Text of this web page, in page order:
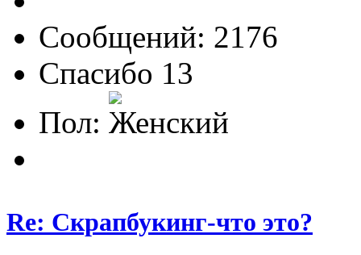
Сообщений: 2176
Спасибо 13
Пол:
Re: Скрапбукинг-что это?